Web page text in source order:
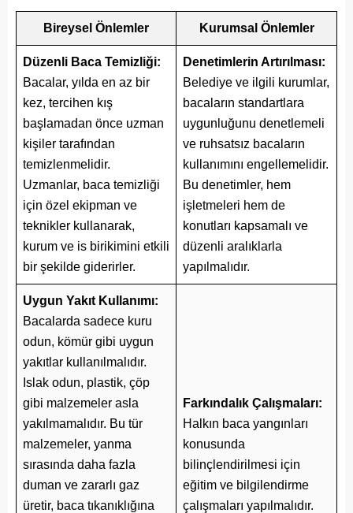
Bireysel Önlemler Kurumsal Önlemler
Düzenli Baca Temizliği:
Bacalar, yılda en az bir
kez, tercihen kış
başlamadan önce uzman
kişiler tarafından
temizlenmelidir.
Uzmanlar, baca temizliği
için özel ekipman ve
teknikler kullanarak,
kurum ve is birikimini etkili
bir şekilde giderirler.
Denetimlerin Artırılması:
Belediye ve ilgili kurumlar,
bacaların standartlara
uygunluğunu denetlemeli
ve ruhsatsız bacaların
kullanımını engellemelidir.
Bu denetimler, hem
işletmeleri hem de
konutları kapsamalı ve
düzenli aralıklarla
yapılmalıdır.
Uygun Yakıt Kullanımı:
Bacalarda sadece kuru
odun, kömür gibi uygun
yakıtlar kullanılmalıdır.
Islak odun, plastik, çöp
gibi malzemeler asla
yakılmamalıdır. Bu tür
malzemeler, yanma
sırasında daha fazla
duman ve zararlı gaz
üretir, baca tıkanıklığına
Farkındalık Çalışmaları:
Halkın baca yangınları
konusunda
bilinçlendirilmesi için
eğitim ve bilgilendirme
çalışmaları yapılmalıdır.